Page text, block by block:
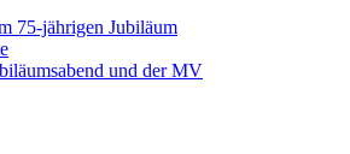
75-jährigen Jubiläum
und der MV